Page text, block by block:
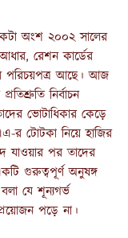
একটা অংশ ২০০২ সালের
রেশন কার্ডের
পরিচয়পত্র আছে। আজ
নির্বাচন
ভোটাধিকার কেড়ে
র টোটকা নিয়ে হাজির
যাওয়ার পর তাদের
গুরুত্বপূর্ণ অনুষঙ্গ
যে শূন্যগর্ভ
পড়ে না।